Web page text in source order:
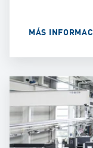
MÁS